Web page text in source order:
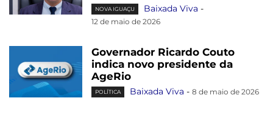
NOVA IGUAÇU Baixada Viva -
12 de maio de 2026
Governador Ricardo Couto
indica novo presidente da
AgeRio
POLÍTICA Baixada Viva - 8 de maio de 2026